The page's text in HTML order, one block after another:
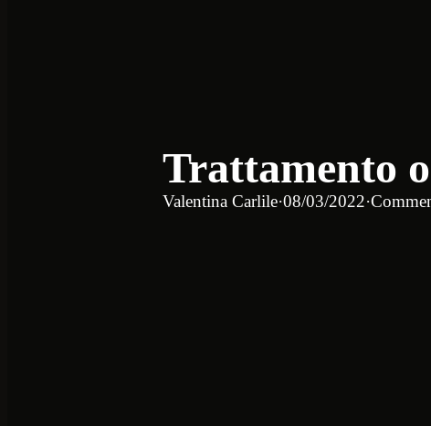
Trattamento
Valentina Carlile·08/03/2022·